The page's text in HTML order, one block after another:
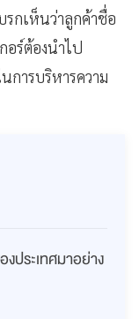
กเห็นว่าลูกค้าชื่อ
อร์ต้องนำไป
การบริหารความ
ประเทศมาอย่าง